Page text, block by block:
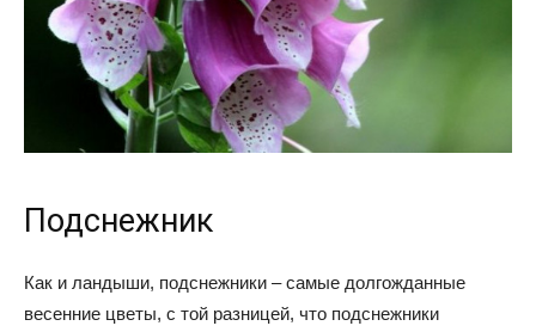
Подснежник
Как и ландыши, подснежники – самые долгожданные
весенние цветы, с той разницей, что подснежники